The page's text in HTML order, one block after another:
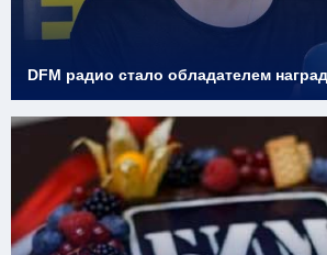
DFM радио стало обладателем